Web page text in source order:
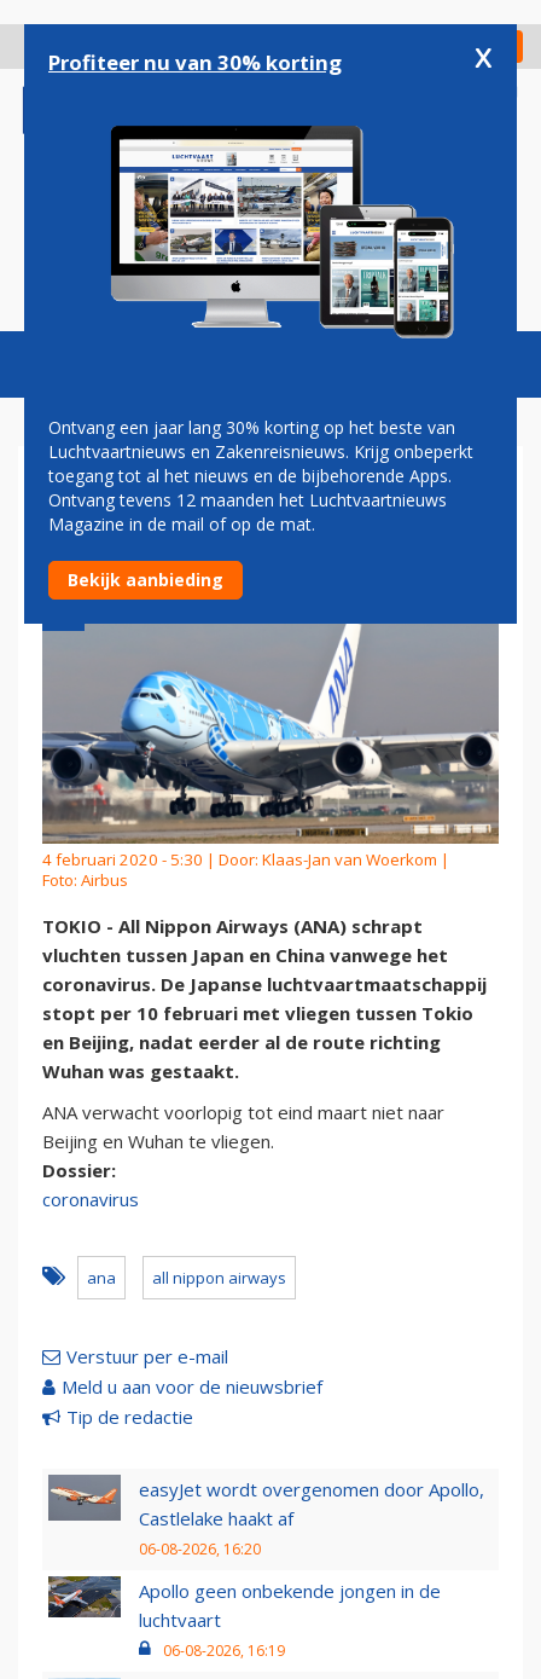
gaan
Check in
Magazine Podcasts Vacatures
ANA SCHRAPT VLUCHTEN
TUSSEN JAPAN EN CHINA
4 februari 2020 - 5:30 | Door: Klaas-Jan van Woerkom |
Foto: Airbus
TOKIO - All Nippon Airways (ANA) schrapt
vluchten tussen Japan en China vanwege het
coronavirus. De Japanse luchtvaartmaatschappij
stopt per 10 februari met vliegen tussen Tokio
en Beijing, nadat eerder al de route richting
Wuhan was gestaakt.
ANA verwacht voorlopig tot eind maart niet naar
Beijing en Wuhan te vliegen.
Dossier:
coronavirus
ana all nippon airways
Verstuur per e-mail
Meld u aan voor de nieuwsbrief
Tip de redactie
easyJet wordt overgenomen door Apollo,
Castlelake haakt af
06-08-2026, 16:20
Apollo geen onbekende jongen in de
luchtvaart
06-08-2026, 16:19
Profiteer nu van 30% korting x
Ontvang een jaar lang 30% korting op het beste van
Luchtvaartnieuws en Zakenreisnieuws. Krijg onbeperkt
toegang tot al het nieuws en de bijbehorende Apps.
Ontvang tevens 12 maanden het Luchtvaartnieuws
Magazine in de mail of op de mat.
Bekijk aanbieding